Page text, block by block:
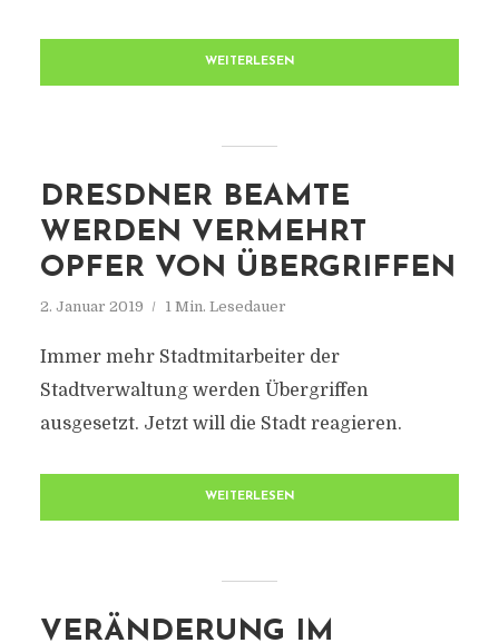
WEITERLESEN
DRESDNER BEAMTE
WERDEN VERMEHRT
OPFER VON ÜBERGRIFFEN
2. Januar 2019 1 Min. Lesedauer
Immer mehr Stadtmitarbeiter der
Stadtverwaltung werden Übergriffen
ausgesetzt. Jetzt will die Stadt reagieren.
WEITERLESEN
VERÄNDERUNG IM